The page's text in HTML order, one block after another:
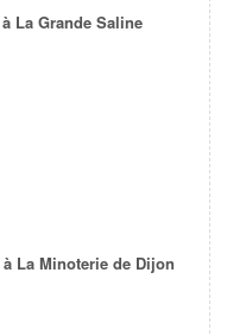
à La Grande Saline
à La Minoterie de Dijon